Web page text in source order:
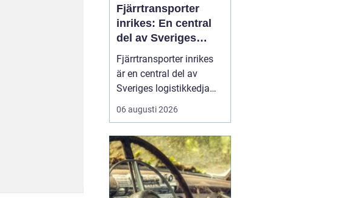
Fjärrtransporter
inrikes: En central
del av Sveriges
logistikkedja
Fjärrtransporter inrikes
är en central del av
Sveriges logistikkedja
och avgörande för att
varor ska nå rätt plats i
välplanerade rutter,
samordnade flöden och
moderna fordon kan
före...
06 augusti 2026